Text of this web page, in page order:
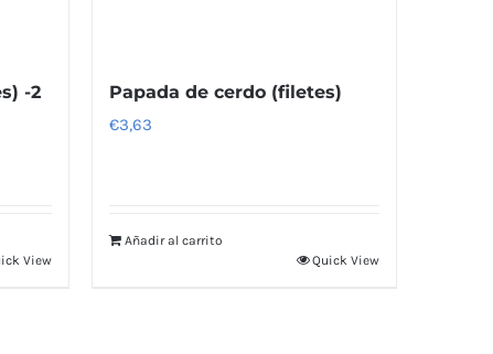
-2
View
Papada de cerdo (filetes)
€3,63
Añadir al carrito
Quick View